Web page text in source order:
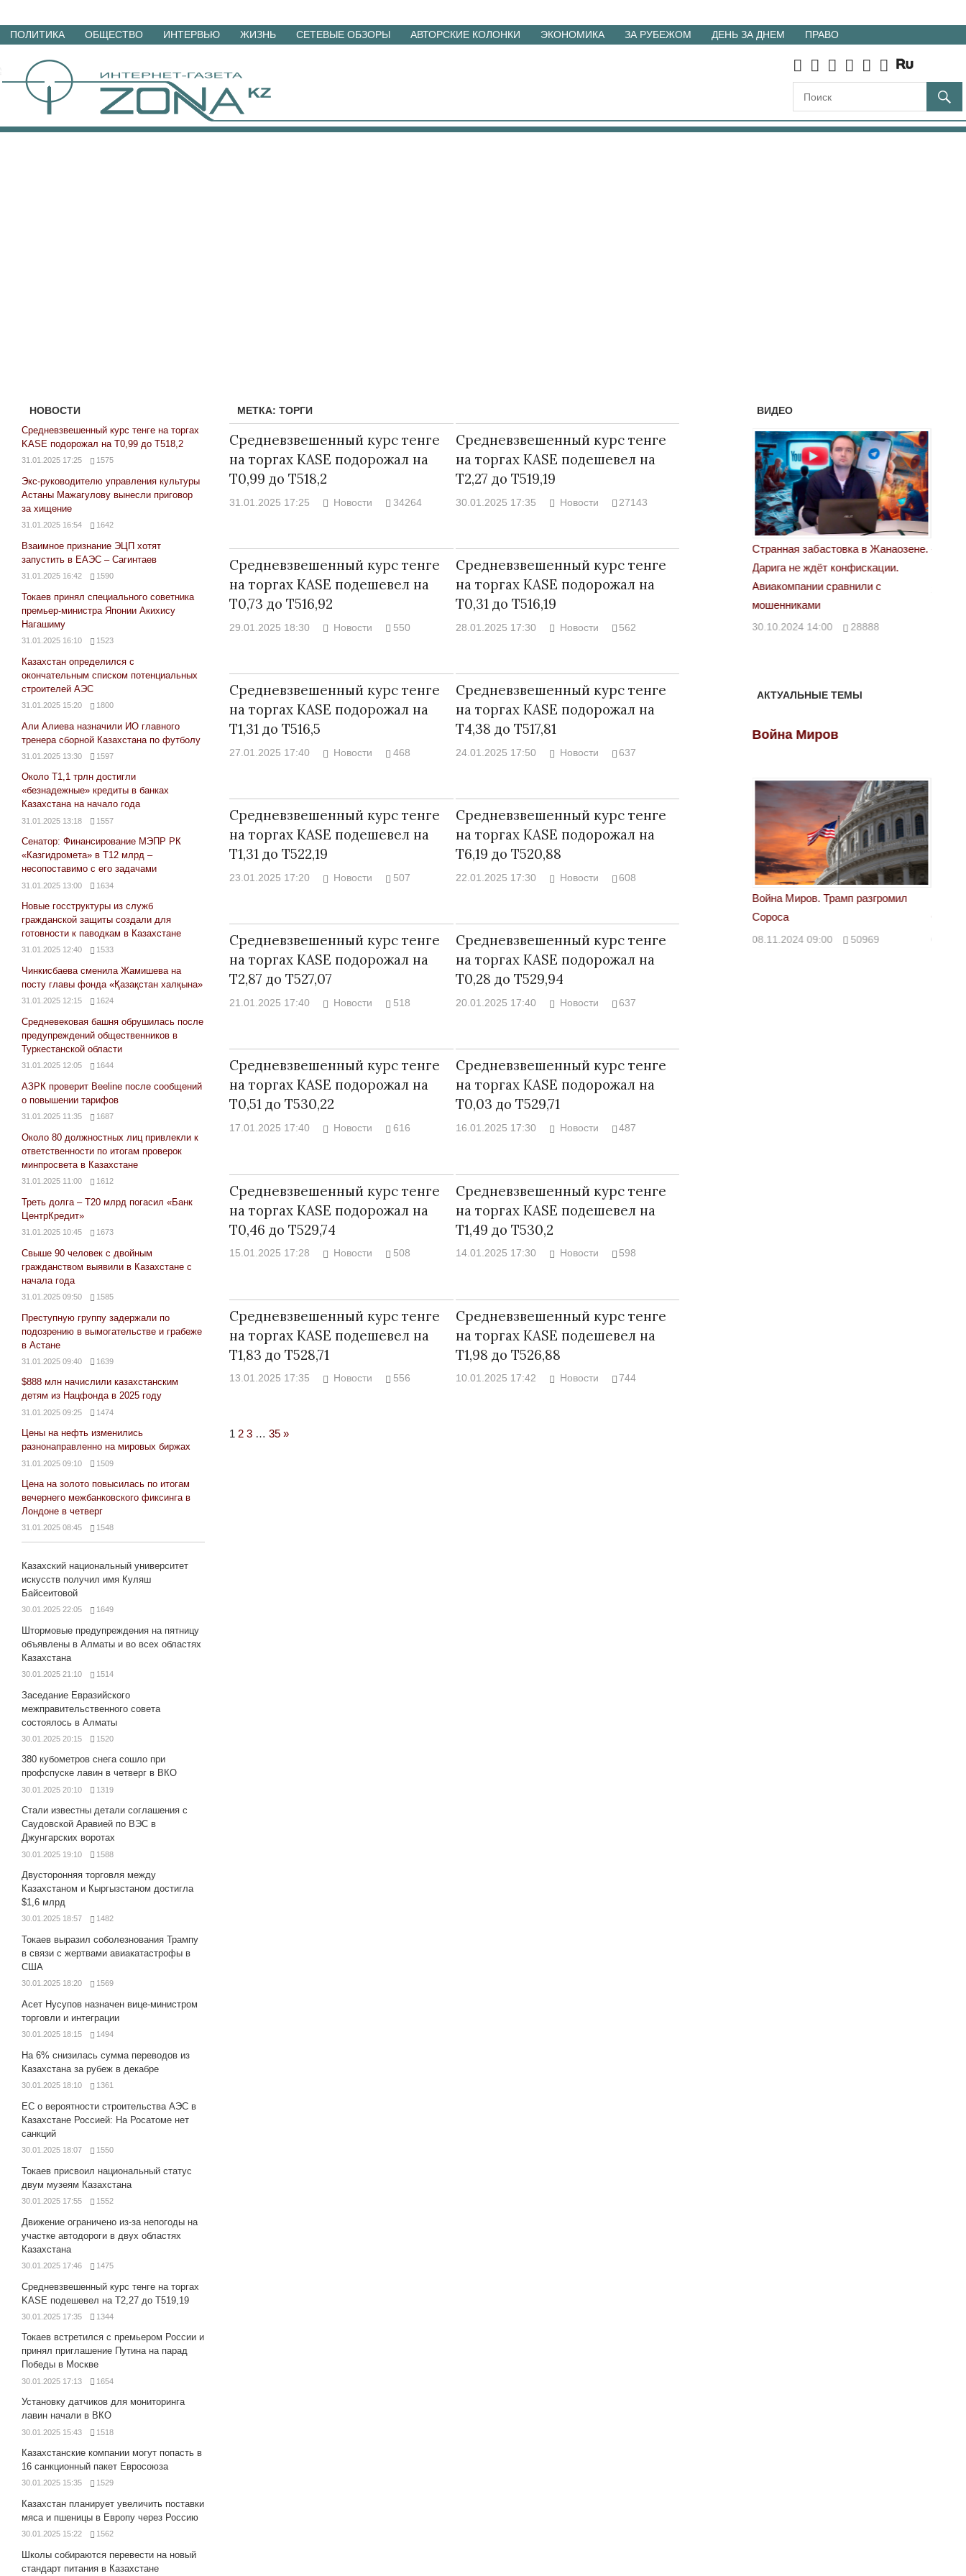
Перейти
материалам
ПОЛИТИКА ОБЩЕСТВО ИНТЕРВЬЮ ЖИЗНЬ СЕТЕВЫЕ ОБЗОРЫ АВТОРСКИЕ КОЛОНКИ ЭКОНОМИКА ЗА РУБЕЖОМ ДЕНЬ ЗА ДНЕМ ПРАВО
МЕТКА:ТОРГИ
Средневзвешенный курс тенге
на торгах KASE подорожал на
Т0,99 до Т518,2
31.01.2025 17:25 Новости 34264
Средневзвешенный курс тенге
на торгах KASE подешевел на
Т2,27 до Т519,19
30.01.2025 17:35 Новости 27143
Средневзвешенный курс тенге
на торгах KASE подешевел на
Т0,73 до Т516,92
29.01.2025 18:30 Новости 550
Средневзвешенный курс тенге
на торгах KASE подорожал на
Т0,31 до Т516,19
28.01.2025 17:30 Новости 562
Средневзвешенный курс тенге
на торгах KASE подорожал на
Т1,31 до Т516,5
27.01.2025 17:40 Новости 468
Средневзвешенный курс тенге
на торгах KASE подорожал на
Т4,38 до Т517,81
24.01.2025 17:50 Новости 637
Средневзвешенный курс тенге
на торгах KASE подешевел на
Т1,31 до Т522,19
23.01.2025 17:20 Новости 507
Средневзвешенный курс тенге
на торгах KASE подорожал на
Т6,19 до Т520,88
22.01.2025 17:30 Новости 608
Средневзвешенный курс тенге
на торгах KASE подорожал на
Т2,87 до Т527,07
21.01.2025 17:40 Новости 518
Средневзвешенный курс тенге
на торгах KASE подорожал на
Т0,28 до Т529,94
20.01.2025 17:40 Новости 637
Средневзвешенный курс тенге
на торгах KASE подорожал на
Т0,51 до Т530,22
17.01.2025 17:40 Новости 616
Средневзвешенный курс тенге
на торгах KASE подорожал на
Т0,03 до Т529,71
16.01.2025 17:30 Новости 487
Средневзвешенный курс тенге
на торгах KASE подорожал на
Т0,46 до Т529,74
15.01.2025 17:28 Новости 508
Средневзвешенный курс тенге
на торгах KASE подешевел на
Т1,49 до Т530,2
14.01.2025 17:30 Новости 598
Средневзвешенный курс тенге
на торгах KASE подешевел на
Т1,83 до Т528,71
13.01.2025 17:35 Новости 556
Средневзвешенный курс тенге
на торгах KASE подешевел на
Т1,98 до Т526,88
10.01.2025 17:42 Новости 744
1 2 3 … 35 Next
»
НОВОСТИ
Средневзвешенный курс тенге на торгах
KASE подорожал на Т0,99 до Т518,2
31.01.2025 17:25 1575
Экс-руководителю управления культуры
Астаны Мажагулову вынесли приговор
за хищение
31.01.2025 16:54 1642
Взаимное признание ЭЦП хотят
запустить в ЕАЭС – Сагинтаев
31.01.2025 16:42 1590
Токаев принял специального советника
премьер-министра Японии Акихису
Нагашиму
31.01.2025 16:10 1523
Казахстан определился с
окончательным списком потенциальных
строителей АЭС
31.01.2025 15:20 1800
Али Алиева назначили ИО главного
тренера сборной Казахстана по футболу
31.01.2025 13:30 1597
Около Т1,1 трлн достигли
«безнадежные» кредиты в банках
Казахстана на начало года
31.01.2025 13:18 1557
Сенатор: Финансирование МЭПР РК
«Казгидромета» в Т12 млрд –
несопоставимо с его задачами
31.01.2025 13:00 1634
Новые госструктуры из служб
гражданской защиты создали для
готовности к паводкам в Казахстане
31.01.2025 12:40 1533
Чинкисбаева сменила Жамишева на
посту главы фонда «Қазақстан халқына»
31.01.2025 12:15 1624
Средневековая башня обрушилась после
предупреждений общественников в
Туркестанской области
31.01.2025 12:05 1644
АЗРК проверит Beeline после сообщений
о повышении тарифов
31.01.2025 11:35 1687
Около 80 должностных лиц привлекли к
ответственности по итогам проверок
минпросвета в Казахстане
31.01.2025 11:00 1612
Треть долга – Т20 млрд погасил «Банк
ЦентрКредит»
31.01.2025 10:45 1673
Свыше 90 человек с двойным
гражданством выявили в Казахстане с
начала года
31.01.2025 09:50 1585
Преступную группу задержали по
подозрению в вымогательстве и грабеже
в Астане
31.01.2025 09:40 1639
$888 млн начислили казахстанским
детям из Нацфонда в 2025 году
31.01.2025 09:25 1474
Цены на нефть изменились
разнонаправленно на мировых биржах
31.01.2025 09:10 1509
Цена на золото повысилась по итогам
вечернего межбанковского фиксинга в
Лондоне в четверг
31.01.2025 08:45 1548
Казахский национальный университет
искусств получил имя Куляш
Байсеитовой
30.01.2025 22:05 1649
Штормовые предупреждения на пятницу
объявлены в Алматы и во всех областях
Казахстана
30.01.2025 21:10 1514
Заседание Евразийского
межправительственного совета
состоялось в Алматы
30.01.2025 20:15 1520
380 кубометров снега сошло при
профспуске лавин в четверг в ВКО
30.01.2025 20:10 1319
Стали известны детали соглашения с
Саудовской Аравией по ВЭС в
Джунгарских воротах
30.01.2025 19:10 1588
Двусторонняя торговля между
Казахстаном и Кыргызстаном достигла
$1,6 млрд
30.01.2025 18:57 1482
Токаев выразил соболезнования Трампу
в связи с жертвами авиакатастрофы в
США
30.01.2025 18:20 1569
Асет Нусупов назначен вице-министром
торговли и интеграции
30.01.2025 18:15 1494
На 6% снизилась сумма переводов из
Казахстана за рубеж в декабре
30.01.2025 18:10 1361
ЕС о вероятности строительства АЭС в
Казахстане Россией: На Росатоме нет
санкций
30.01.2025 18:07 1550
Токаев присвоил национальный статус
двум музеям Казахстана
30.01.2025 17:55 1552
Движение ограничено из-за непогоды на
участке автодороги в двух областях
Казахстана
30.01.2025 17:46 1475
Средневзвешенный курс тенге на торгах
KASE подешевел на Т2,27 до Т519,19
30.01.2025 17:35 1344
Токаев встретился с премьером России и
принял приглашение Путина на парад
Победы в Москве
30.01.2025 17:13 1654
Установку датчиков для мониторинга
лавин начали в ВКО
30.01.2025 15:43 1518
Казахстанские компании могут попасть в
16 санкционный пакет Евросоюза
30.01.2025 15:35 1529
Казахстан планирует увеличить поставки
мяса и пшеницы в Европу через Россию
30.01.2025 15:22 1562
Школы собираются перевести на новый
стандарт питания в Казахстане
ВИДЕО
Народ выбрал свет
17.10.2024 17:00
Странная забастовка в Жанаозене.
Дарига не ждёт конфискации.
Авиакомпании сравнили с
мошенниками
30.10.2024 14:00 28888
АКТУАЛЬНЫЕ ТЕМЫ
08.11.2024 09:00
Война Миров
Война Миров. Трамп разгромил
Сороса
08.11.2024 09:00 50969